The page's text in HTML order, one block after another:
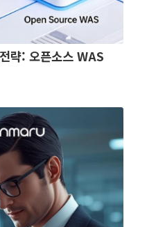
략: 오픈소스 WAS